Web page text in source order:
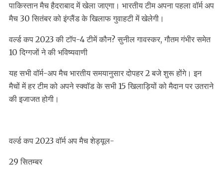
पाकिस्तान मैच हैदराबाद में खेला जाएगा। भारतीय टीम अपना पहला वॉर्म अप
मैच 30 सितंबर को इंग्लैंड के खिलाफ गुवाहटी में खेलेगी।
वर्ल्ड कप 2023 की टॉप-4 टीमें कौन? सुनील गावस्कर, गौतम गंभीर समेत
10 दिग्गजों ने की भविष्यवाणी
यह सभी वॉर्म-अप मैच भारतीय समयानुसार दोपहर 2 बजे शुरू होंगे। इन
मैचों में हर टीम को अपने स्क्वॉड के सभी 15 खिलाड़ियों को मैदान पर उतराने
की इजाजत होगी।
वर्ल्ड कप 2023 वॉर्म अप मैच शेड्यूल-
29 सितम्बर